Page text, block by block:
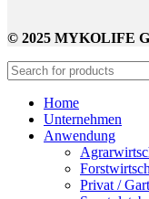
© 2025 MYKOLIFE
Home
Unternehmen
Anwendung
Privat /